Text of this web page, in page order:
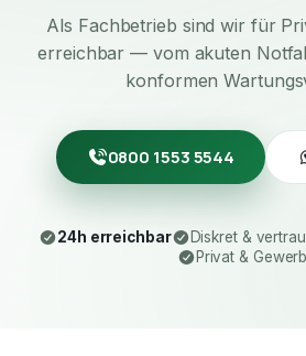
Als Fachbetrieb sind wir für
erreichbar — vom akuten
konformen
0800 1553 5544
24h erreichbar Diskret &
Privat &